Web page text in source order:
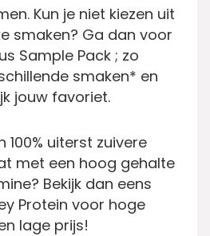
Kun je niet kiezen uit
smaken? Ga dan voor
Sample Pack ; zo
smaken* en
jouw favoriet.
100% uiterst zuivere
met een hoog gehalte
Bekijk dan eens
Protein voor hoge
lage prijs!